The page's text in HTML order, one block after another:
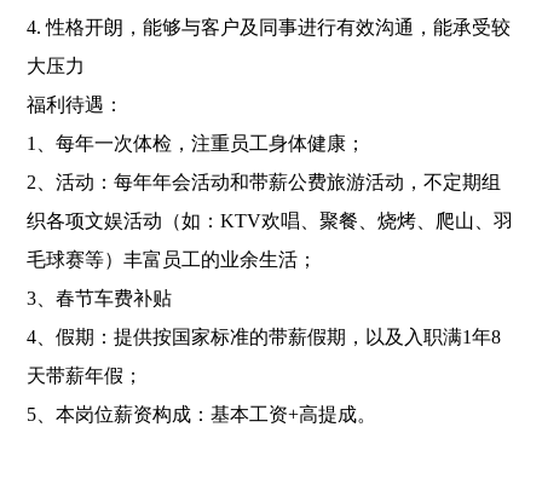
4. 性格开朗，能够与客户及同事进行有效沟通，能承受较
大压力
福利待遇：
1、每年一次体检，注重员工身体健康；
2、活动：每年年会活动和带薪公费旅游活动，不定期组
织各项文娱活动（如：KTV欢唱、聚餐、烧烤、爬山、羽
毛球赛等）丰富员工的业余生活；
3、春节车费补贴
4、假期：提供按国家标准的带薪假期，以及入职满1年8
天带薪年假；
5、本岗位薪资构成：基本工资+高提成。